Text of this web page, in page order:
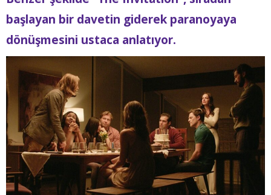
başlayan bir davetin giderek paranoyaya
dönüşmesini ustaca anlatıyor.